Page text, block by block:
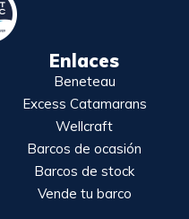
Enlaces
Beneteau
Excess Catamarans
Wellcraft
Barcos de ocasión
Barcos de stock
Vende tu barco